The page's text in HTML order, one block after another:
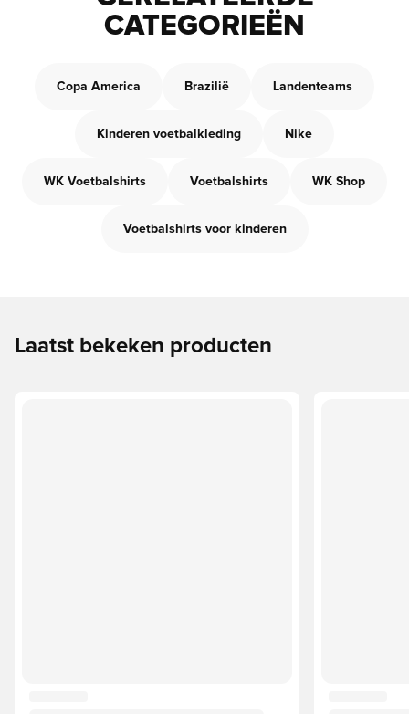
CATEGORIEËN
Copa America Brazilië Landenteams
Kinderen voetbalkleding Nike
WK Voetbalshirts Voetbalshirts WK Shop
Voetbalshirts voor kinderen
Laatst bekeken producten